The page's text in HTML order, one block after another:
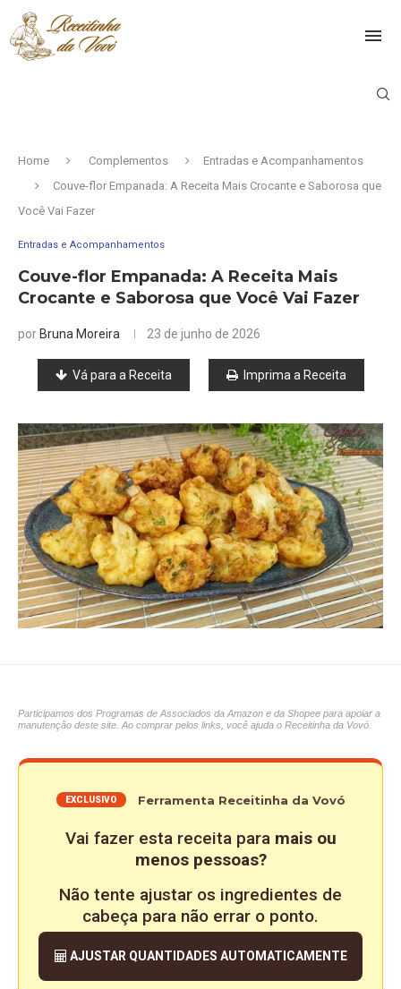
Home Complementos
Entradas e Acompanhamentos
Couve-flor Empanada: A Receita Mais Crocante e Saborosa que
Você Vai Fazer
Entradas e Acompanhamentos
Couve-flor Empanada: A Receita Mais
Crocante e Saborosa que Você Vai Fazer
por Bruna Moreira 23 de junho de 2026
Vá para a Receita Imprima a Receita
Participamos dos Programas de Associados da Amazon e da Shopee para apoiar a
manutenção deste site. Ao comprar pelos links, você ajuda o Receitinha da Vovó.
EXCLUSIVO Ferramenta Receitinha da Vovó
Vai fazer esta receita para mais ou
menos pessoas?
Não tente ajustar os ingredientes de
cabeça para não errar o ponto.
AJUSTAR QUANTIDADES AUTOMATICAMENTE